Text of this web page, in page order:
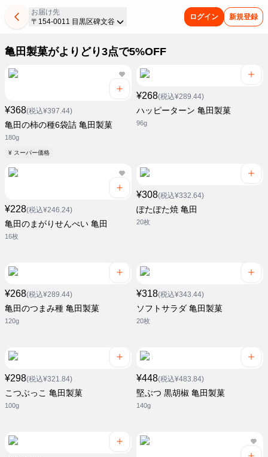
お届け先
〒154-0011 目黒区碑文谷
ログイン 新規登録
亀田製菓がよりどり3点で5%OFF
¥368(税込¥397.44)
亀田の柿の種6袋詰 亀田製菓
180g
¥ スーパー価格
¥268(税込¥289.44)
ハッピーターン 亀田製菓
96g
¥228(税込¥246.24)
亀田のまがりせんべい 亀田
16枚
¥308(税込¥332.64)
ぽたぽた焼 亀田
20枚
¥268(税込¥289.44)
亀田のつまみ種 亀田製菓
120g
¥318(税込¥343.44)
ソフトサラダ 亀田製菓
20枚
¥298(税込¥321.84)
こつぶっこ 亀田製菓
100g
¥448(税込¥483.84)
堅ぶつ 黒胡椒 亀田製菓
140g